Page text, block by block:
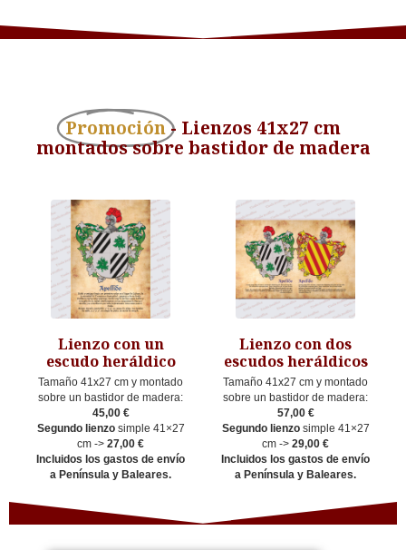
Promoción- Lienzos 41x27 cm
montados sobre bastidor de madera
Lienzo con un
escudo heráldico
Tamaño 41x27 cm y montado
sobre un bastidor de madera:
45,00 €
Segundo lienzosimple 41×27
cm -> 27,00 €
Incluidos los gastos de envío
a Península y Baleares.
Lienzo con dos
escudos heráldicos
Tamaño 41x27 cm y montado
sobre un bastidor de madera:
57,00 €
Segundo lienzosimple 41×27
cm -> 29,00 €
Incluidos los gastos de envío
a Península y Baleares.